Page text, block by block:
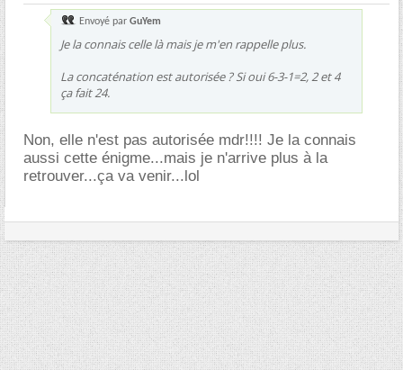
Envoyé par GuYem
Je la connais celle là mais je m'en rappelle plus.
La concaténation est autorisée ? Si oui 6-3-1=2, 2 et 4
ça fait 24.
Non, elle n'est pas autorisée mdr!!!! Je la connais
aussi cette énigme...mais je n'arrive plus à la
retrouver...ça va venir...lol